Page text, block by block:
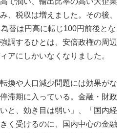
、税収は増えました。その後、
替は円高に転じ100円前後とな
調するひとは、安倍政権の周辺
アにしかいなくなりました。
換や人口減少問題には効果がな
滞期に入っている。金融・財政
と、効き目は弱い」、「国内経
く受けるのに、国内中心の金融